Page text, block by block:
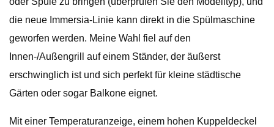
die neue Immersia-Linie kann direkt in die Spülmaschine
geworfen werden. Meine Wahl fiel auf den
Innen-/Außengrill auf einem Ständer, der äußerst
erschwinglich ist und sich perfekt für kleine städtische
Gärten oder sogar Balkone eignet.
Mit einer Temperaturanzeige, einem hohen Kuppeldeckel